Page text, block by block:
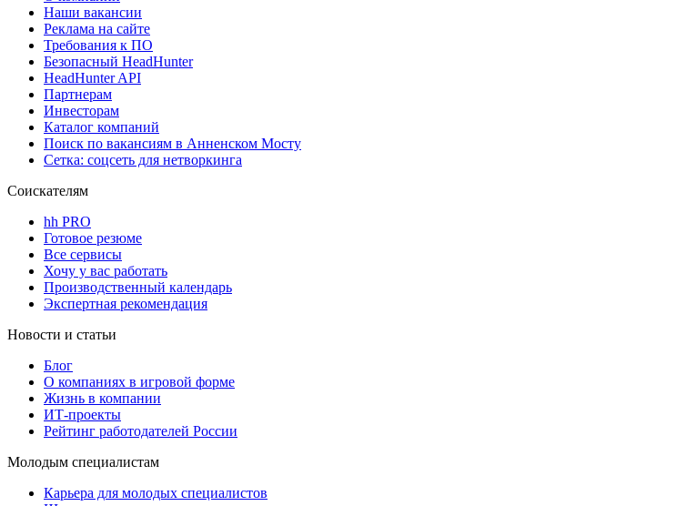
Наши вакансии
Реклама на сайте
Требования к ПО
Безопасный HeadHunter
HeadHunter API
Партнерам
Инвесторам
Каталог компаний
Поиск по вакансиям в Анненском Мосту
Сетка: соцсеть для нетворкинга
Соискателям
hh PRO
Готовое резюме
Все сервисы
Хочу у вас работать
Производственный календарь
Экспертная рекомендация
Новости и статьи
Блог
О компаниях в игровой форме
Жизнь в компании
ИТ-проекты
Рейтинг работодателей России
Молодым специалистам
Карьера для молодых специалистов